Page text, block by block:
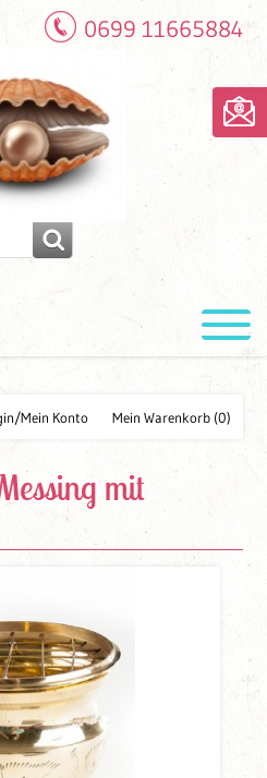
0699 11665884
Mein Warenkorb (0)
Mein Konto
mit